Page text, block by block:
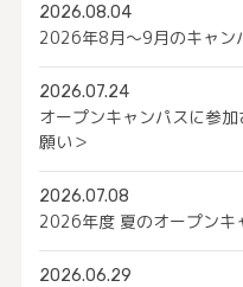
2026.08.04
2026年8月～9月のキャン
2026.07.24
オープンキャンパスに参
願い＞
2026.07.08
2026年度 夏のオープン
2026.06.29